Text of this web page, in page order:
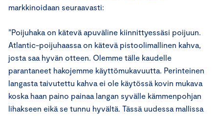
markkinoidaan seuraavasti:
”Poijuhaka on kätevä apuväline kiinnittyessäsi poijuun.
Atlantic-poijuhaassa on kätevä pistoolimallinen kahva,
josta saa hyvän otteen. Olemme tälle kaudelle
parantaneet hakojemme käyttömukavuutta. Perinteinen
langasta taivutettu kahva ei ole käytössä kovin mukava
koska haan paino painaa langan syvälle kämmenpohjan
lihakseen eikä se tunnu hyvältä. Tässä uudessa mallissa